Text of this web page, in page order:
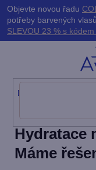
Přejít
na
obsah
Objevte novou řadu
potřeby barvených
SLEVOU 23 % s kódem
Domů
Hydratace
Máme
K
o
Zpět
Zpět